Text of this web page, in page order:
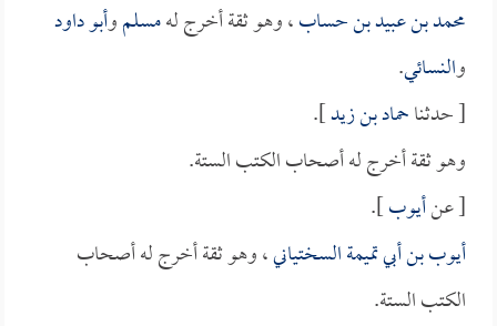
محمد بن عبيد بن حساب، وهو ثقة أخرج لهمسلموأبو داود
والنسائي.
[ حدثناحماد بن زيد].
وهو ثقة أخرج له أصحاب الكتب الستة.
[ عنأيوب].
أيوب بن أبي تميمة السختياني، وهو ثقة أخرج له أصحاب
الكتب الستة.